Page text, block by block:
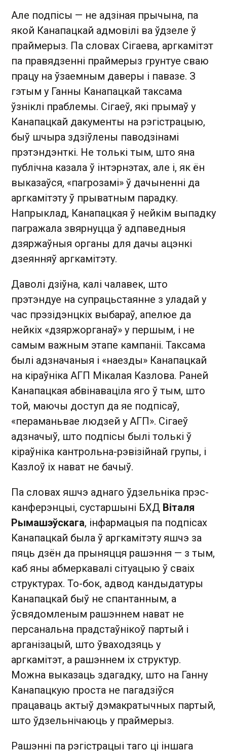
Але подпісы — не адзіная прычына, па
якой Канапацкай адмовілі ва ўдзеле ў
праймерыз. Па словах Сігаева, аргкамітэт
па правядзенні праймерыз грунтуе сваю
працу на ўзаемным даверы і павазе. З
гэтым у Ганны Канапацкай таксама
ўзніклі праблемы. Сігаеў, які прымаў у
Канапацкай дакументы на рэгістрацыю,
быў шчыра здзіўлены паводзінамі
прэтэндэнткі. Не толькі тым, што яна
публічна казала ў інтэрнэтах, але і, як ён
выказаўся, «пагрозамі» ў дачыненні да
аргкамітэту ў прыватным парадку.
Напрыклад, Канапацкая ў нейкім выпадку
пагражала звярнуцца ў адпаведныя
дзяржаўныя органы для дачы ацэнкі
дзеянняў аргкамітэту.
Даволі дзіўна, калі чалавек, што
прэтэндуе на супрацьстаянне з уладай у
час прэзідэнцкіх выбараў, апелюе да
нейкіх «дзяржорганаў» у першым, і не
самым важным этапе кампаніі. Таксама
былі адзначаныя і «наезды» Канапацкай
на кіраўніка АГП Мікалая Казлова. Раней
Канапацкая абвінаваціла яго ў тым, што
той, маючы доступ да яе подпісаў,
«пераманьвае людзей у АГП». Сігаеў
адзначыў, што подпісы былі толькі ў
кіраўніка кантрольна-рэвізійнай групы, і
Казлоў іх нават не бачыў.
Па словах яшчэ аднаго ўдзельніка прэс-
канферэнцыі, сустаршыні БХД Віталя
Рымашэўскага, інфармацыя па подпісах
Канапацкай была ў аргкамітэту яшчэ за
пяць дзён да прыняцця рашэння — з тым,
каб яны абмеркавалі сітуацыю ў сваіх
структурах. То-бок, адвод кандыдатуры
Канапацкай быў не спантанным, а
ўсвядомленым рашэннем нават не
персанальна прадстаўнікоў партый і
арганізацый, што ўваходзяць у
аргкамітэт, а рашэннем іх структур.
Можна выказаць здагадку, што на Ганну
Канапацкую проста не пагадзіўся
працаваць актыў дэмакратычных партый,
што ўдзельнічаюць у праймерыз.
Рашэнні па рэгістрацыі таго ці іншага